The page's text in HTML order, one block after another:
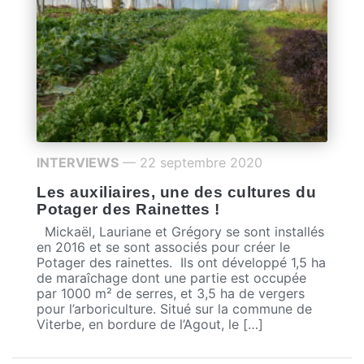
INTERVIEWS — 22 septembre 2020
Les auxiliaires, une des cultures du
Potager des Rainettes !
Mickaël, Lauriane et Grégory se sont installés
en 2016 et se sont associés pour créer le
Potager des rainettes. Ils ont développé 1,5 ha
de maraîchage dont une partie est occupée
par 1000 m² de serres, et 3,5 ha de vergers
pour l’arboriculture. Situé sur la commune de
Viterbe, en bordure de l’Agout, le […]